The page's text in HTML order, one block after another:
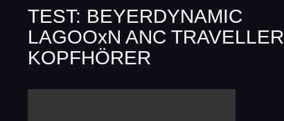
TEST: BEYERDYNAMIC
LAGOOxN ANC TRAVELLER
KOPFHÖRER